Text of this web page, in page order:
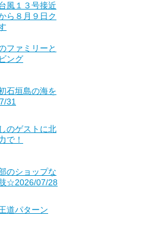
風１３号接近
ら８月９日ク
ファミリーと
ング
石垣島の海を
31
のゲストに北
で！
のショップな
☆2026/07/28
道パターン